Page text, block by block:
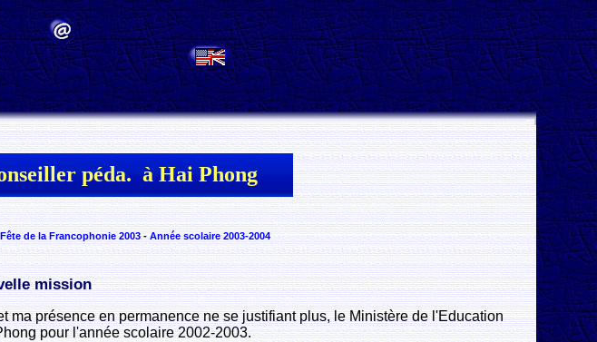
.
péda. à Hai Phong
Fête de la Francophonie 2003-Année scolaire 2003-2004
mission
ma présence en permanence ne se justifiant plus, le Ministère de l'Education
pour l'année scolaire 2002-2003.